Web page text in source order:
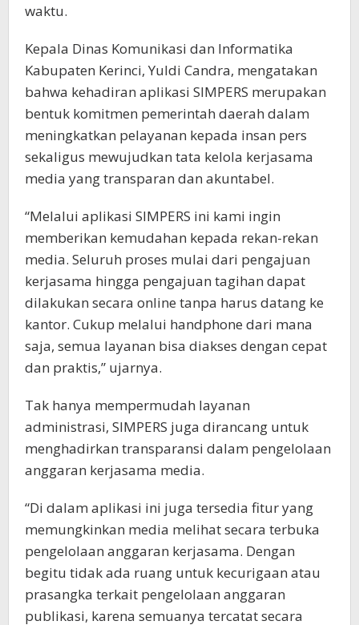
waktu.
Kepala Dinas Komunikasi dan Informatika
Kabupaten Kerinci, Yuldi Candra, mengatakan
bahwa kehadiran aplikasi SIMPERS merupakan
bentuk komitmen pemerintah daerah dalam
meningkatkan pelayanan kepada insan pers
sekaligus mewujudkan tata kelola kerjasama
media yang transparan dan akuntabel.
“Melalui aplikasi SIMPERS ini kami ingin
memberikan kemudahan kepada rekan-rekan
media. Seluruh proses mulai dari pengajuan
kerjasama hingga pengajuan tagihan dapat
dilakukan secara online tanpa harus datang ke
kantor. Cukup melalui handphone dari mana
saja, semua layanan bisa diakses dengan cepat
dan praktis,” ujarnya.
Tak hanya mempermudah layanan
administrasi, SIMPERS juga dirancang untuk
menghadirkan transparansi dalam pengelolaan
anggaran kerjasama media.
“Di dalam aplikasi ini juga tersedia fitur yang
memungkinkan media melihat secara terbuka
pengelolaan anggaran kerjasama. Dengan
begitu tidak ada ruang untuk kecurigaan atau
prasangka terkait pengelolaan anggaran
publikasi, karena semuanya tercatat secara